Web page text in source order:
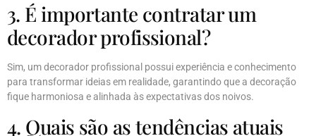
3. É importante contratar um
decorador profissional?
Sim, um decorador profissional possui experiência e conhecimento
para transformar ideias em realidade, garantindo que a decoração
fique harmoniosa e alinhada às expectativas dos noivos.
4. Quais são as tendências atuais